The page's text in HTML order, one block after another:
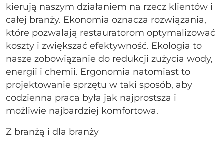
kierują naszym działaniem na rzecz klientów i
całej branży. Ekonomia oznacza rozwiązania,
które pozwalają restauratorom optymalizować
koszty i zwiększać efektywność. Ekologia to
nasze zobowiązanie do redukcji zużycia wody,
energii i chemii. Ergonomia natomiast to
projektowanie sprzętu w taki sposób, aby
codzienna praca była jak najprostsza i
możliwie najbardziej komfortowa.
Z branżą i dla branży